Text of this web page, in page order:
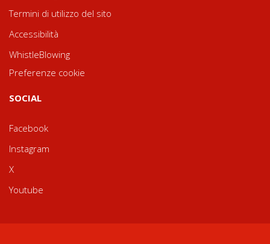
Termini di utilizzo del sito
Accessibilità
WhistleBlowing
Preferenze cookie
SOCIAL
Facebook
Instagram
X
Youtube